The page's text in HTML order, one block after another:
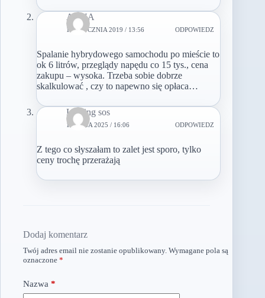
ANNA
18 STYCZNIA 2019 / 13:56 ODPOWIEDZ
Spalanie hybrydowego samochodu po mieście to
ok 6 litrów, przeglądy napędu co 15 tys., cena
zakupu – wysoka. Trzeba sobie dobrze
skalkulować , czy to napewno się opłaca…
Leasing sos
13 MAJA 2025 / 16:06 ODPOWIEDZ
Z tego co słyszałam to zalet jest sporo, tylko
ceny trochę przerażają
Dodaj komentarz
Twój adres email nie zostanie opublikowany. Wymagane pola są
oznaczone *
Nazwa *